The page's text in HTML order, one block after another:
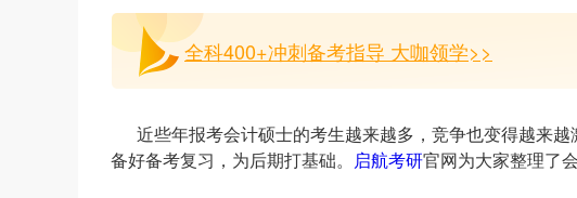
全科400+冲刺备考指导 大咖领学>>
近些年报考会计硕士的考生越来越多，竞争也变得越来
备好备考复习，为后期打基础。
启航考研官网为大家整理了